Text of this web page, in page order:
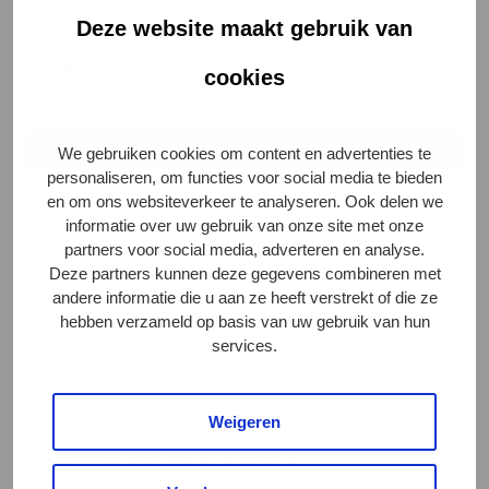
Deze website maakt gebruik van
cookies
We gebruiken cookies om content en advertenties te
personaliseren, om functies voor social media te bieden
en om ons websiteverkeer te analyseren. Ook delen we
informatie over uw gebruik van onze site met onze
partners voor social media, adverteren en analyse.
Deze partners kunnen deze gegevens combineren met
andere informatie die u aan ze heeft verstrekt of die ze
hebben verzameld op basis van uw gebruik van hun
services.
Weigeren
Kijkje in de stal
Toon meer
Ruimte vleeskuikens